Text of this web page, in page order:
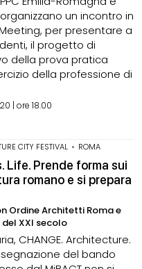
un incontro in
per presentare a
il progetto di
della prova pratica
della professione di
| ore 18.00
CITY FESTIVAL • ROMA
Life. Prende forma sui
romano e si prepara
Ordine Architetti Roma e
XXI secolo
CHANGE. Architecture.
del bando